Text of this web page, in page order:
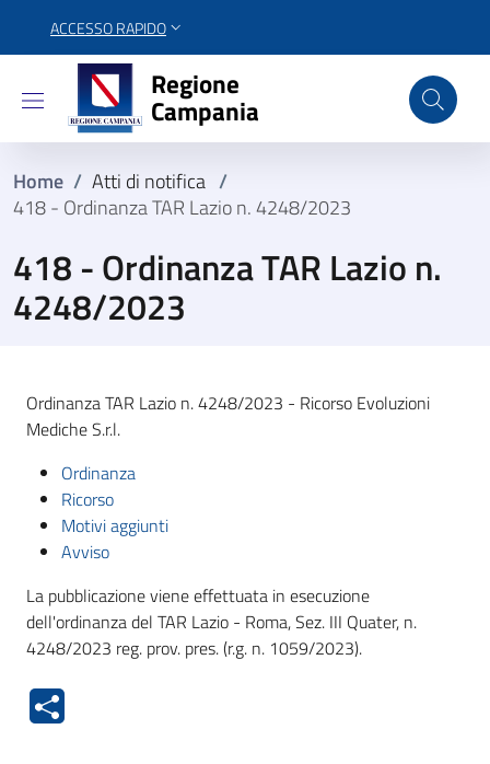
ACCESSO RAPIDO
Regione Campania
Regione
Campania
Home / Atti di notifica /
418 - Ordinanza TAR Lazio n. 4248/2023
418 - Ordinanza TAR Lazio n.
4248/2023
Ordinanza TAR Lazio n. 4248/2023 - Ricorso Evoluzioni
Mediche S.r.l.
Ordinanza
Ricorso
Motivi aggiunti
Avviso
La pubblicazione viene effettuata in esecuzione
dell'ordinanza del TAR Lazio - Roma, Sez. III Quater, n.
4248/2023 reg. prov. pres. (r.g. n. 1059/2023).